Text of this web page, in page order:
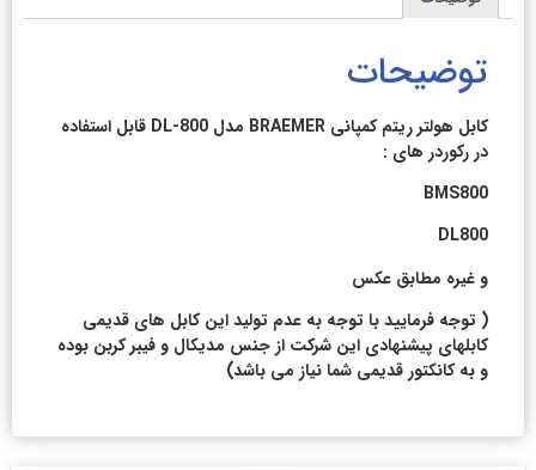
توضیحات
کابل هولتر ریتم کمپانی BRAEMER مدل DL-800 قابل استفاده
در رکوردر های :
BMS800
DL800
و غیره مطابق عکس
( توجه فرمایید با توجه به عدم تولید این کابل های قدیمی
کابلهای پیشنهادی این شرکت از جنس مدیکال و فیبر کربن بوده
و به کانکتور قدیمی شما نیاز می باشد)